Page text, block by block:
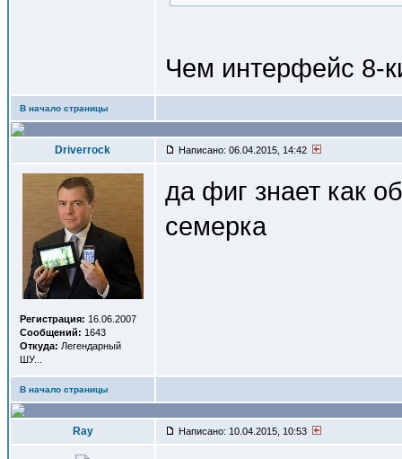
Чем интерфейс 8-
В начало страницы
Driverrock Написано: 06.04.2015, 14:42
Регистрация: 16.06.2007
Сообщений: 1643
Откуда: Легендарный
ШУ...
да фиг знает как
семерка
В начало страницы
Ray Написано: 10.04.2015, 10:53